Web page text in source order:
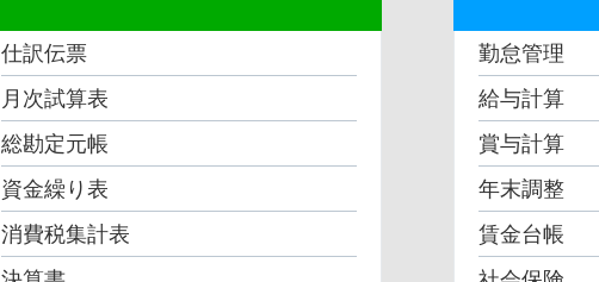
仕訳伝票
月次試算表
総勘定元帳
資金繰り表
消費税集計表
勤怠管理
給与計算
賞与計算
年末調整
賃金台帳